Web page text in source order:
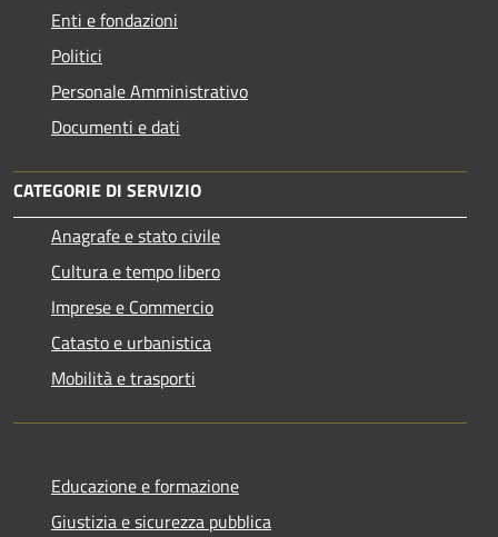
Enti e fondazioni
Politici
Personale Amministrativo
Documenti e dati
CATEGORIE DI SERVIZIO
Anagrafe e stato civile
Cultura e tempo libero
Imprese e Commercio
Catasto e urbanistica
Mobilità e trasporti
Educazione e formazione
Giustizia e sicurezza pubblica